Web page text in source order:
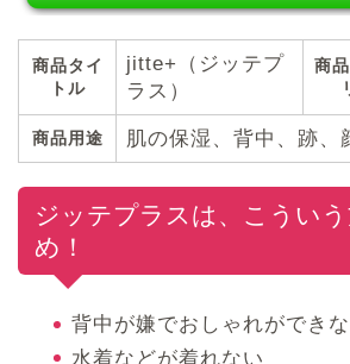
商品タイ
トル
jitte+（ジッテプ
ラス）
商
商品用途 肌の保湿、背中、跡、
ジッテプラスは、こうい
め！
背中が嫌でおしゃれができ
水着などが着れない